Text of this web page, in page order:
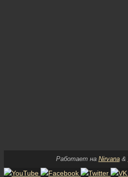
Работает на Nirvana&